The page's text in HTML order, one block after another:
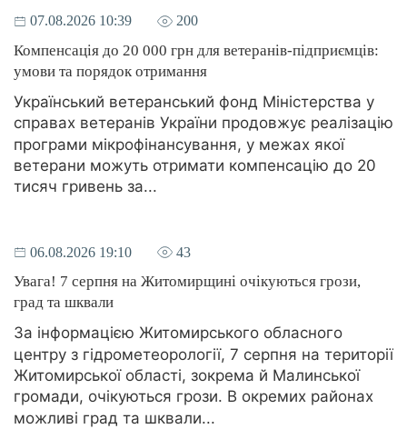
07.08.2026 10:39 200
Компенсація до 20 000 грн для ветеранів-підприємців:
умови та порядок отримання
Український ветеранський фонд Міністерства у
справах ветеранів України продовжує реалізацію
програми мікрофінансування, у межах якої
ветерани можуть отримати компенсацію до 20
тисяч гривень за...
06.08.2026 19:10 43
Увага! 7 серпня на Житомирщині очікуються грози,
град та шквали
За інформацією Житомирського обласного
центру з гідрометеорології, 7 серпня на території
Житомирської області, зокрема й Малинської
громади, очікуються грози. В окремих районах
можливі град та шквали...